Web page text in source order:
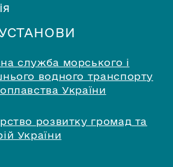
служба морського і
водного транспорту
України
розвитку громад та
України